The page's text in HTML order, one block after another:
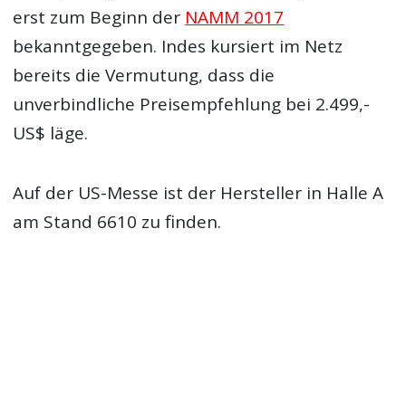
erst zum Beginn der NAMM 2017
bekanntgegeben. Indes kursiert im Netz
bereits die Vermutung, dass die
unverbindliche Preisempfehlung bei 2.499,-
US$ läge.
Auf der US-Messe ist der Hersteller in Halle A
am Stand 6610 zu finden.